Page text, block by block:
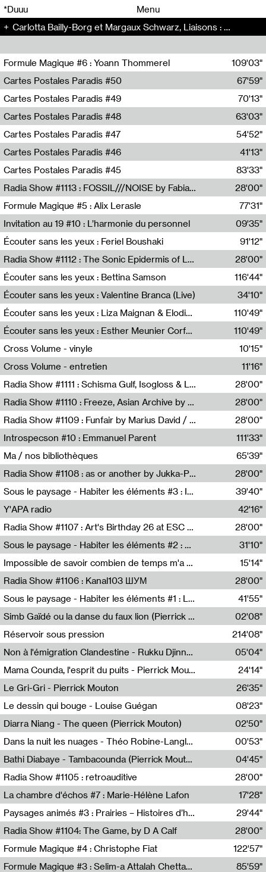
*Duuu
Menu
Carlotta Bailly-Borg et Margaux Schwarz, Liaisons : Mars et Europe - Radio Bonaventure (17)
Formule Magique #6 : Yoann Thommerel
Nathalie Lacroix,Yoann Thommerel
109'03"
Cartes Postales Paradis #50
Zoé Leroux
67'59"
Cartes Postales Paradis #49
Aurore Portales
70'13"
Cartes Postales Paradis #48
Mathias Dupaquier
63'03"
Cartes Postales Paradis #47
Raymond Engramer
54'52"
Cartes Postales Paradis #46
Sarah Banville
41'13"
Cartes Postales Paradis #45
Mateo Cuin
83'33"
Radia Show #1113 : FOSSIL///NOISE by Fabiana Gibim / Wave Farm
Wave Farm
28'00"
Formule Magique #5 : Alix Lerasle
Nathalie Lacroix
77'31"
Invitation au 19 #10 : L’harmonie du personnel
19, CRAC
09'35"
Écouter sans les yeux : Feriel Boushaki
Feriel Boushaki
91'12"
Radia Show #1112 : The Sonic Epidermis of Lake Léman by Paul Courlet / Guest Slot
28'00"
Écouter sans les yeux : Bettina Samson
Bettina Samson
116'44"
Écouter sans les yeux : Valentine Branca (Live)
Valentine Branca
34'10"
Écouter sans les yeux : Liza Maignan & Elodie Lecat
Liza Maignan,Elodie Lecat
110'49"
Écouter sans les yeux : Esther Meunier Corfdyr
Esther Meunier Corfdyr
110'49"
Cross Volume - vinyle
10'15"
Cross Volume - entretien
11'16"
Radia Show #1111 : Schisma Gulf, Isogloss & Lament For The Old Clock By Harvey Young / Resonance
Resonance
28'00"
Radia Show #1110 : Freeze, Asian Archive by Avita Maheen / Radio Worm
Radio WORM
28'00"
Radia Show #1109 : Funfair by Marius David / JET FM
Jet FM
28'00"
Introspecson #10 : Emmanuel Parent
Pierre Henry,Emmanuel Parent
111'33"
Ma / nos bibliothèques
Sarah Tritz,Elene Lapiashivili,Justin Marconnet,Mateo Cuche,Esther Lechevalier,Suzie Lecroart,Romance Castelet
65'39"
Radia Show #1108 : as or another by Jukka-Pekka Kervinen / Rádio Zero
Radio Zero
28'00"
Sous le paysage - Habiter les éléments #3 : Interprétations, rituels et symboliques des éléments
Nastassja Martin
39'40"
Y'APA radio
Pierrick Mouton
42'16"
Radia Show #1107 : Art's Birthday 26 at ESC - Medien Kunst Labor
Radio Helsinki
28'00"
Sous le paysage - Habiter les éléments #2 : Vers le tournant élémentaire
Nastassja Martin
31'10"
Impossible de savoir combien de temps m'a échappé
Mélanie Blaison,Mateo Cuin
15'14"
Radia Show #1106 : Kanal103 ШУМ
Kanal103
28'00"
Sous le paysage - Habiter les éléments #1 : Les éléments et les débordements du vivant
Nastassja Martin
41'55"
Simb Gaïdé ou la danse du faux lion (Pierrick Mouton)
Pierrick Mouton,Simb Gaïdé
02'08"
Réservoir sous pression
214'08"
Non à l'émigration Clandestine - Rukku Djinne Squad (Eden Tinto Collins)
Eden Tinto Collins,Rukku Djinne
05'04"
Mama Counda, l'esprit du puits - Pierrick Mouton
Pierrick Mouton
24'14"
Le Gri-Gri - Pierrick Mouton
Pierrick Mouton
26'35"
Le dessin qui bouge - Louise Guégan
Louise Guégan
08'23"
Diarra Niang - The queen (Pierrick Mouton)
Pierrick Mouton,Diarra Niang
02'50"
Dans la nuit les nuages - Théo Robine-Langlois
Théo Robine-Langlois,LD Beat
00'53"
Bathi Diabaye - Tambacounda (Pierrick Mouton)
Pierrick Mouton,Bathi Diabaye
04'45"
Radia Show #1105 : retroauditive
Soundart Radio
28'00"
La chambre d'échos #7 : Marie-Hélène Lafon
Revue Les Chambres,Marie-Hélène Lafon
17'28"
Paysages animés #3 : Prairies – Histoires d’herbes et d’humains
Anne Simon
29'44"
Radia Show #1104: The Game, by D A Calf
Radio One NZ
28'00"
Formule Magique #4 : Christophe Fiat
Nathalie Lacroix
122'57"
Formule Magique #3 : Selim-a Attalah Chettaoui
85'59"
00 00
00 00